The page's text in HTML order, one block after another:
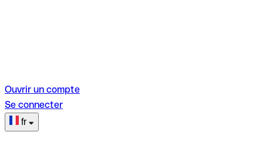
Ouvrir un compte
Se connecter
fr